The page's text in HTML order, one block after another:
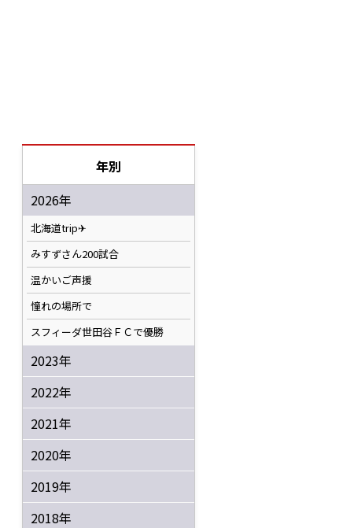
年別
2026年
北海道trip✈
みすずさん200試合
温かいご声援
憧れの場所で
スフィーダ世田谷ＦＣで優勝
2023年
2022年
2021年
2020年
2019年
2018年